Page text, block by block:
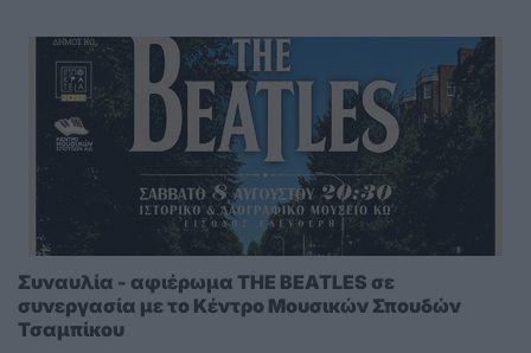
Συναυλία - αφιέρωμα THE BEATLES σε
συνεργασία με το Κέντρο Μουσικών Σπουδών
Τσαμπίκου